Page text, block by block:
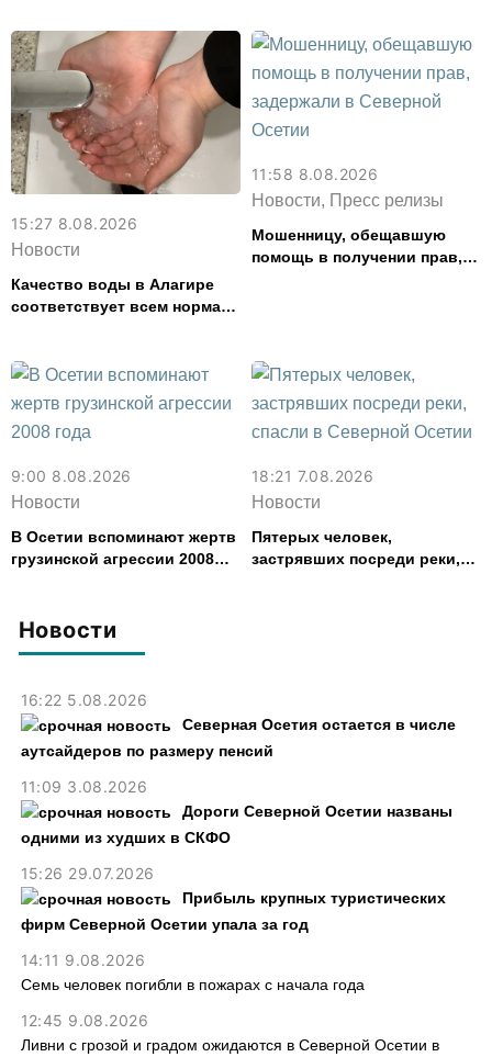
Новости
16:22 5.08.2026
Северная Осетия остается в числе
аутсайдеров по размеру пенсий
11:09 3.08.2026
Дороги Северной Осетии названы
одними из худших в СКФО
15:26 29.07.2026
Прибыль крупных туристических
фирм Северной Осетии упала за год
14:11 9.08.2026
Семь человек погибли в пожарах с начала года
12:45 9.08.2026
Ливни с грозой и градом ожидаются в Северной Осетии в
15:27 8.08.2026
Новости
Качество воды в Алагире
соответствует всем нормам
11:58 8.08.2026
Новости, Пресс релизы
Мошенницу, обещавшую
помощь в получении прав,
9:00 8.08.2026
Новости
В Осетии вспоминают жертв
грузинской агрессии 2008
18:21 7.08.2026
Новости
Пятерых человек,
застрявших посреди реки,